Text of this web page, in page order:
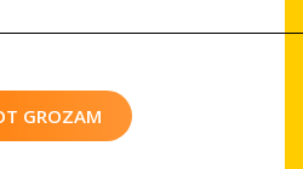
GROZAM